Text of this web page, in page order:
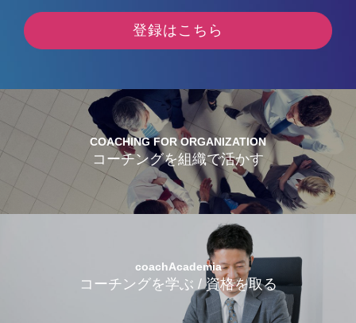
登録はこちら
COACHING FOR ORGANIZATION
コーチングを組織で活かす
coachAcademia
コーチングを学ぶ / 資格を取る